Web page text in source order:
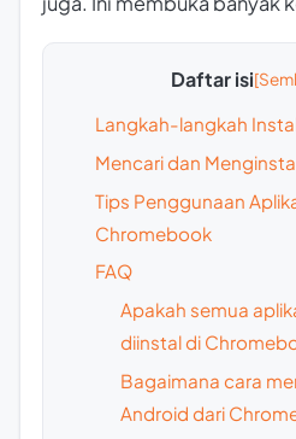
Daftar isi
Langkah-langkah
Mencari dan
Tips Penggunaan
Chromebook
FAQ
Apakah semua
diinstal di
Bagaimana cara
Android dari